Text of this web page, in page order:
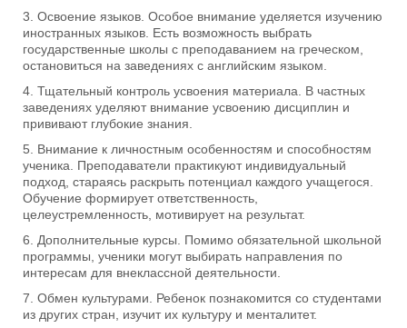
Освоение языков. Особое внимание уделяется изучению
иностранных языков. Есть возможность выбрать
государственные школы с преподаванием на греческом,
остановиться на заведениях с английским языком.
Тщательный контроль усвоения материала. В частных
заведениях уделяют внимание усвоению дисциплин и
прививают глубокие знания.
Внимание к личностным особенностям и способностям
ученика. Преподаватели практикуют индивидуальный
подход, стараясь раскрыть потенциал каждого учащегося.
Обучение формирует ответственность,
целеустремленность, мотивирует на результат.
Дополнительные курсы. Помимо обязательной школьной
программы, ученики могут выбирать направления по
интересам для внеклассной деятельности.
Обмен культурами. Ребенок познакомится со студентами
из других стран, изучит их культуру и менталитет.